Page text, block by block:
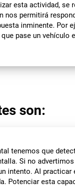
esta actividad, se
nos permitirá
inminente. Por
pase un vehículo
son:
tenemos que
Si no
intento. Al
Potenciar esta